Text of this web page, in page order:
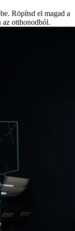
Röpítsd el magad a
az otthonodból.